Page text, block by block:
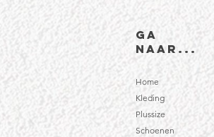
Ga
naar...
Home
Kleding
Plussize
Schoenen